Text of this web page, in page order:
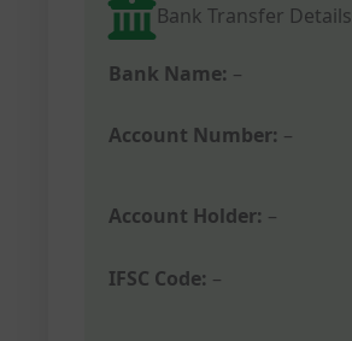
Bank Transfer Details
Bank Name: –
Account Number: –
Account Holder: –
IFSC Code: –